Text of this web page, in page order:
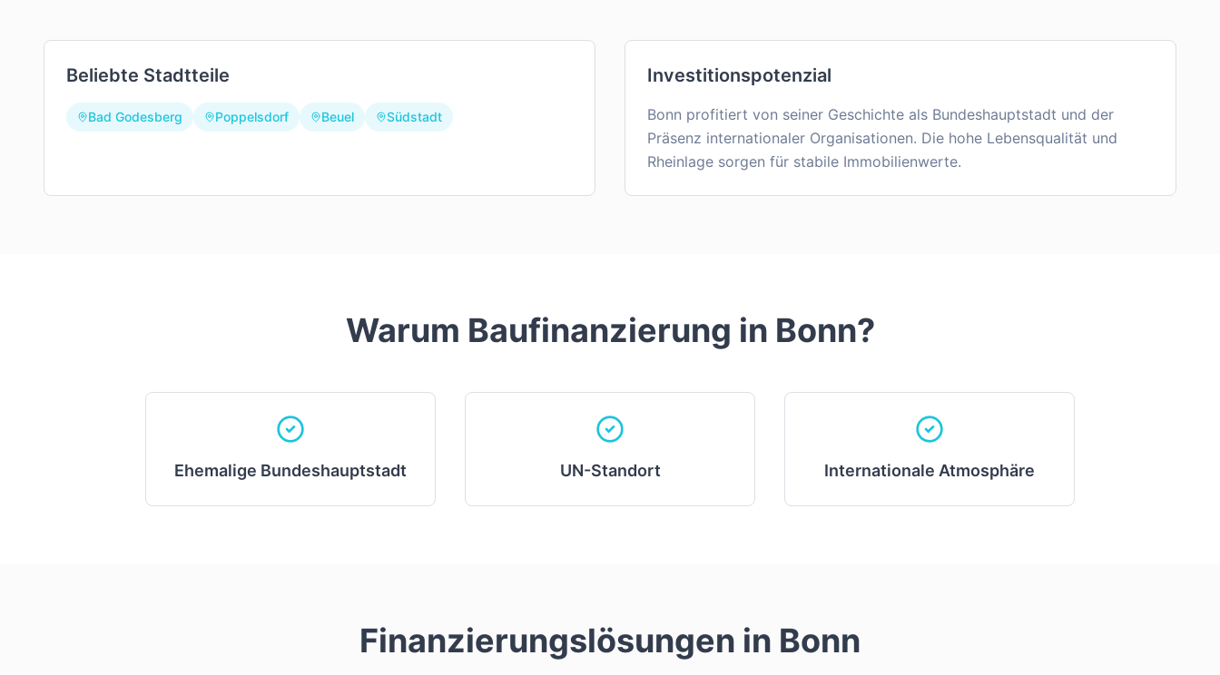
Beliebte Stadtteile
Bad Godesberg Poppelsdorf Beuel Südstadt
Investitionspotenzial
Bonn profitiert von seiner Geschichte als Bundeshauptstadt und der
Präsenz internationaler Organisationen. Die hohe Lebensqualität und
Rheinlage sorgen für stabile Immobilienwerte.
Warum Baufinanzierung in Bonn?
Ehemalige Bundeshauptstadt UN-Standort Internationale Atmosphäre
Finanzierungslösungen in Bonn